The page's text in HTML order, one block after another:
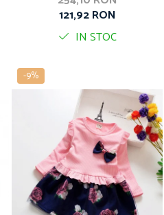
121,92 RON
IN STOC
-9%